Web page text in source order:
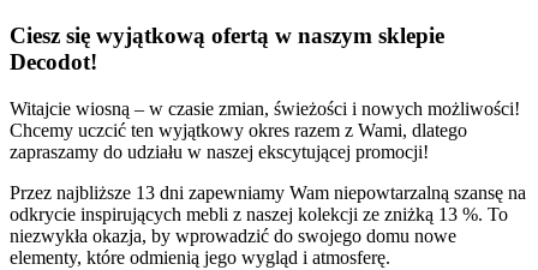
Ciesz się wyjątkową ofertą w naszym sklepie
Decodot!
Witajcie wiosną – w czasie zmian, świeżości i nowych możliwości!
Chcemy uczcić ten wyjątkowy okres razem z Wami, dlatego
zapraszamy do udziału w naszej ekscytującej promocji!
Przez najbliższe 13 dni zapewniamy Wam niepowtarzalną szansę na
odkrycie inspirujących mebli z naszej kolekcji ze zniżką 13 %. To
niezwykła okazja, by wprowadzić do swojego domu nowe
elementy, które odmienią jego wygląd i atmosferę.